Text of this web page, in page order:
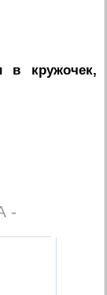
в кружочек,
-